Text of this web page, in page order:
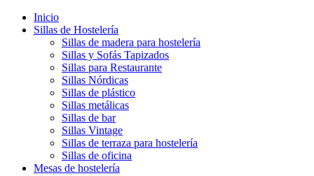
Inicio
Sillas de Hostelería
Sillas de madera para hostelería
Sillas y Sofás Tapizados
Sillas para Restaurante
Sillas Nórdicas
Sillas de plástico
Sillas metálicas
Sillas de bar
Sillas Vintage
Sillas de terraza para hostelería
Sillas de oficina
Mesas de hostelería